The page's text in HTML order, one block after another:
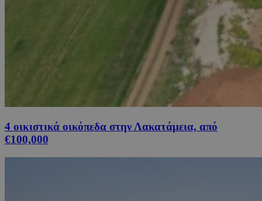
4 οικιστικά οικόπεδα στην Λακατάμεια, από
€100,000